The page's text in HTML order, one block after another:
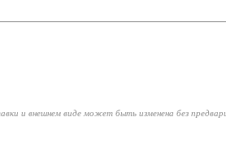
и внешнем виде может быть изменена без